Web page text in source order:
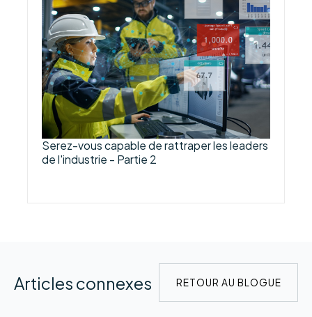
Serez-vous capable de rattraper les leaders
de l'industrie - Partie 2
Articles connexes RETOUR AU BLOGUE